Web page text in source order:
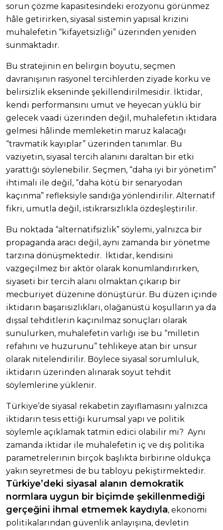
sorun çözme kapasitesindeki erozyonu görünmez
hâle getirirken, siyasal sistemin yapısal krizini
muhalefetin “kifayetsizliği” üzerinden yeniden
sunmaktadır.
Bu stratejinin en belirgin boyutu, seçmen
davranışının rasyonel tercihlerden ziyade korku ve
belirsizlik ekseninde şekillendirilmesidir. İktidar,
kendi performansını umut ve heyecan yüklü bir
gelecek vaadi üzerinden değil, muhalefetin iktidara
gelmesi hâlinde memleketin maruz kalacağı
“travmatik kayıplar” üzerinden tanımlar. Bu
vaziyetin, siyasal tercih alanını daraltan bir etki
yarattığı söylenebilir. Seçmen, “daha iyi bir yönetim”
ihtimali ile değil, “daha kötü bir senaryodan
kaçınma” refleksiyle sandığa yönlendirilir. Alternatif
fikri, umutla değil, istikrarsızlıkla özdeşleştirilir.
Bu noktada “alternatifsizlik” söylemi, yalnızca bir
propaganda aracı değil, aynı zamanda bir yönetme
tarzına dönüşmektedir. İktidar, kendisini
vazgeçilmez bir aktör olarak konumlandırırken,
siyaseti bir tercih alanı olmaktan çıkarıp bir
mecburiyet düzenine dönüştürür. Bu düzen içinde
iktidarın başarısızlıkları, olağanüstü koşulların ya da
dışsal tehditlerin kaçınılmaz sonuçları olarak
sunulurken, muhalefetin varlığı ise bu “milletin
refahını ve huzurunu” tehlikeye atan bir unsur
olarak nitelendirilir. Böylece siyasal sorumluluk,
iktidarın üzerinden alınarak soyut tehdit
söylemlerine yüklenir.
Türkiye’de siyasal rekabetin zayıflamasını yalnızca
iktidarın tesis ettiği kurumsal yapı ve politik
söylemle açıklamak tatmin edici olabilir mi? Aynı
zamanda iktidar ile muhalefetin iç ve dış politika
parametrelerinin birçok başlıkta birbirine oldukça
yakın seyretmesi de bu tabloyu pekiştirmektedir.
Türkiye’deki siyasal alanın demokratik
normlara uygun bir biçimde şekillenmediği
gerçeğini ihmal etmemek kaydıyla, ekonomi
politikalarından güvenlik anlayışına, devletin